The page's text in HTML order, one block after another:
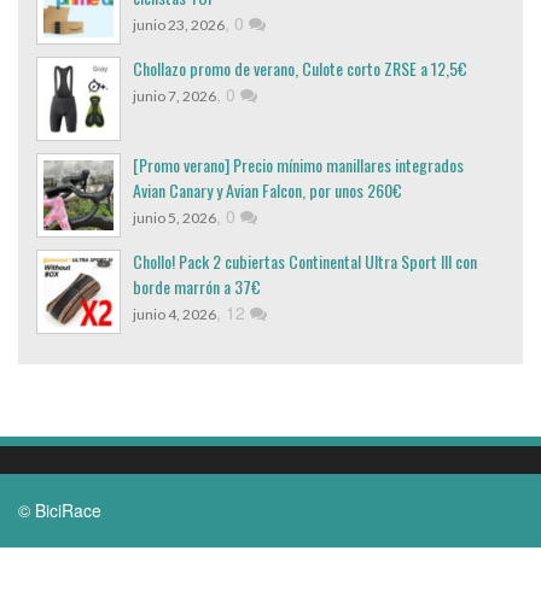
junio 23, 2026, 0
Chollazo promo de verano, Culote corto ZRSE a 12,5€
junio 7, 2026, 0
[Promo verano] Precio mínimo manillares integrados
Avian Canary y Avian Falcon, por unos 260€
junio 5, 2026, 0
Chollo! Pack 2 cubiertas Continental Ultra Sport III con
borde marrón a 37€
junio 4, 2026, 12
© BiciRace